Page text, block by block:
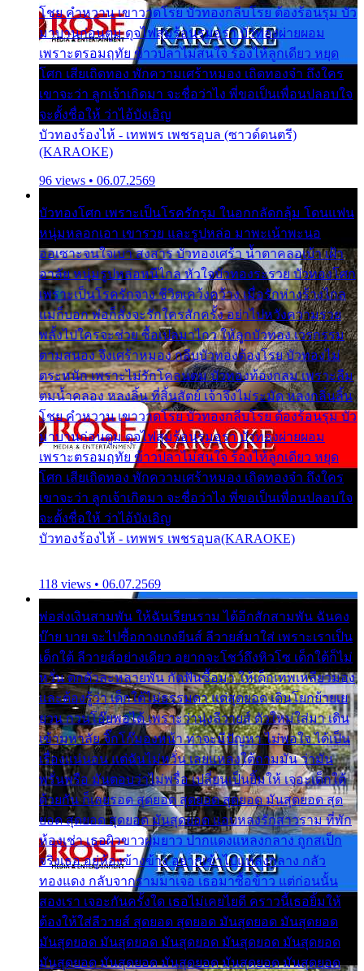
โชย คำหวาน เขาวาดโรย บัวทองกลีบโรย ต้องร้อนรุม บัว
มาบานก่อนตูม ดุจไฟสุมร้อนรุมอุรา บัวทองผ่ายผอม
เพราะตรอมฤทัย ข้าวปลาไม่สนใจ ร้องไห้ลูกเดียว หยุด
โศก เสียเถิดทอง พักความเศร้าหมอง เถิดทองจ๋า ถึงใคร
เขาจะว่า ลูกเจ้าเกิดมา จะชื่อว่าไง พี่ขอเป็นเพื่อนปลอบใจ
จะตั้งชื่อให้ ว่าไอ้บังเอิญ
บัวทองร้องไห้ - เทพพร เพชรอุบล (ซาวด์ดนตรี)
(KARAOKE)
96 views • 06.07.2569
บัวทองโศก เพราะเป็นโรครักรุม ในอกกลัดกลุ้ม โดนแฟน
หนุ่มหลอกเอา เขารวย และรูปหล่อ มาพะเน้าพะนอ
ออเซาะจนใจเบา สงสาร บัวทองเศร้า น้ำตาคลอเบ้า เฝ้า
อาลัย หนุ่มรูปหล่อหนีไกล หัวใจบัวทองระรวย บัวทองโศก
เพราะเป็นโรครักจาง ชีวิตเคว้งคว้าง เมื่อรักห่างร้างไกล
แม่ก็บอก พ่อก็สั่งจะรักใครสักครั้ง อย่าไปหวังความรวย
พลั้งไปใครจะช่วย ซื้อเปลมาไกว ให้ลูกบัวทอง เวรกรรม
ตามสนอง จึงเศร้าหมอง กลีบบัวทองต้องโรย บัวทองไม่
ตระหนัก เพราะไม่รักโคลนตม บัวทองท้องกลม เพราะลืม
ตมน้ำคลอง หลงลิ้น ที่สิ้นสัตย์ เจ้าจึงไม่ระมัด หลงกลิ่นลิ้น
โชย คำหวาน เขาวาดโรย บัวทองกลีบโรย ต้องร้อนรุม บัว
มาบานก่อนตูม ดุจไฟสุมร้อนรุมอุรา บัวทองผ่ายผอม
เพราะตรอมฤทัย ข้าวปลาไม่สนใจ ร้องไห้ลูกเดียว หยุด
โศก เสียเถิดทอง พักความเศร้าหมอง เถิดทองจ๋า ถึงใคร
เขาจะว่า ลูกเจ้าเกิดมา จะชื่อว่าไง พี่ขอเป็นเพื่อนปลอบใจ
จะตั้งชื่อให้ ว่าไอ้บังเอิญ
บัวทองร้องไห้ - เทพพร เพชรอุบล(KARAOKE)
118 views • 06.07.2569
พ่อส่งเงินสามพัน ให้ฉันเรียนราม ได้อีกสักสามพัน ฉันคง
บ๊าย บาย จะไปซื้อกางเกงยีนส์ ลีวายส์มาใส่ เพราะเราเป็น
เด็กใต้ ลีวายส์อย่างเดียว อยากจะโชว์ถึงหิวโซ เด็กใต้ก็ไม่
หวั่น ตกตัวละหลายพัน กัดฟันซื้อมา ให้เด็กเทพเหลียวมอง
และต้องรู้ว่า เด็กใต้ไม่ธรรมดา แต่สุดยอด เดินโยกย้ายเย
ยวน กวนโอ๊ยพอได้ เพราะว่านุ่งลีวายส์ ตัวใหม่ใส่มา เดิน
เข้ามหาลัย จิ๊กโก๊มองหน้า ท่าจะมีปัญหา ไม่พอใจ ได้เป็น
เรื่องแน่นอน แต่ฉันไม่หวั่น เลยแหลงใต้ถามมัน ว่ามัน
พรั่นพรือ มันตอบว่าไม่พรื่อ เปลี่ยนเป็นยิ้มให้ เจอะเด็กใต้
ด้วยกัน ก็เลยรอด สุดยอด สุดยอด สุดยอด มันสุดยอด สุด
ยอด สุดยอด สุดยอด มันสุดยอด แอบหลงรักสาวราม ที่พัก
ห้องเช่า เธอผิวขาวผมยาว ปากแดงแหลงกลาง ถูกสเป็ก
จริงเธอ อยู่ห้องข้างข้าง อยากเข้าไปแหลงกลาง กลัว
ทองแดง กลับจากรามมาเจอ เธอมาซื้อข้าว แต่ก่อนนั้น
สองเรา เจอะกันครั้งใด เธอไม่เคยไยดี คราวนี้เธอยิ้มให้
ต้องให้ใส่ลีวายส์ สุดยอด สุดยอด มันสุดยอด มันสุดยอด
มันสุดยอด มันสุดยอด มันสุดยอด มันสุดยอด มันสุดยอด
มันสุดยอด มันสุดยอด มันสุดยอด มันสุดยอด มันสุดยอด